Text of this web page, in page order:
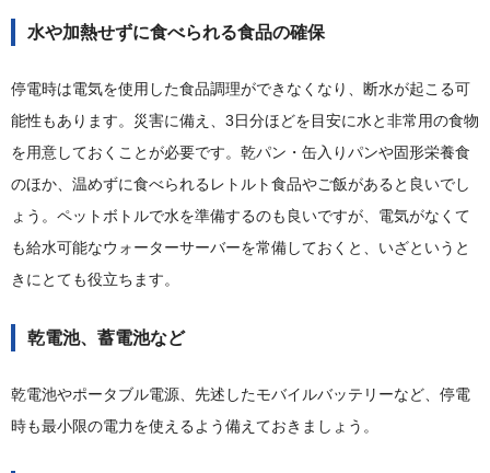
水や加熱せずに食べられる食品の確保
停電時は電気を使用した食品調理ができなくなり、断水が起こる可
能性もあります。災害に備え、3日分ほどを目安に水と非常用の食物
を用意しておくことが必要です。乾パン・缶入りパンや固形栄養食
のほか、温めずに食べられるレトルト食品やご飯があると良いでし
ょう。ペットボトルで水を準備するのも良いですが、電気がなくて
も給水可能なウォーターサーバーを常備しておくと、いざというと
きにとても役立ちます。
乾電池、蓄電池など
乾電池やポータブル電源、先述したモバイルバッテリーなど、停電
時も最小限の電力を使えるよう備えておきましょう。